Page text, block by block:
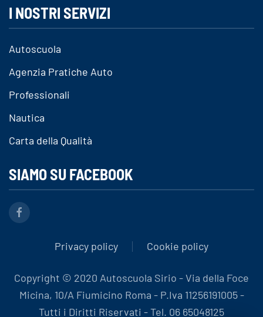
I NOSTRI SERVIZI
Autoscuola
Agenzia Pratiche Auto
Professionali
Nautica
Carta della Qualità
SIAMO SU FACEBOOK
Privacy policy Cookie policy
Copyright © 2020 Autoscuola Sirio - Via della Foce
Micina, 10/A Fiumicino Roma - P.Iva 11256191005 -
Tutti i Diritti Riservati - Tel. 06 65048125